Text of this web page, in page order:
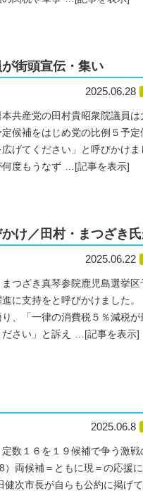
街頭宣伝・集い
2025.06.28
共産党の田村貴昭衆院議員
候補をはじめ党の比例５予
げてください」と呼びかけ
度もうなず … [記事を表示]
け／田村・まつざき
2025.06.22
つざき真琴参院鹿児島選挙
に支持をと呼びかけました
、「一律の消費税５％減税
さい」と訴え
… [記事を表示]
2025.06.8
数１６を１９候補で争う激戦
両候補＝ともに現＝の応援
次市長が自らも公約に掲げ